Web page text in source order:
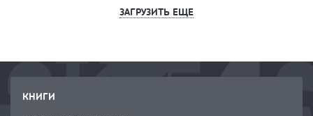
ЗАГРУЗИТЬ ЕЩЕ
КНИГИ